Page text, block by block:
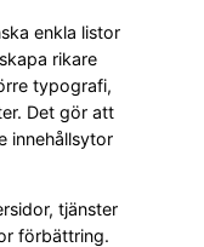
enkla listor
rikare
typografi,
Det gör att
innehållsytor
tjänster
förbättring.